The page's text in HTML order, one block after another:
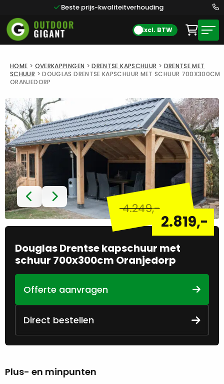
Beste prijs-kwaliteitverhouding
Excl. BTW
HOME > OVERKAPPINGEN >DRENTSE KAPSCHUUR > DRENTSE MET
SCHUUR >DOUGLAS DRENTSE KAPSCHUUR MET SCHUUR 700X300CM
ORANJEDORP
Douglas Drentse kapschuur met
schuur 700x300cm Oranjedorp
4.249,-
2.819,-
Offerte aanvragen
Direct bestellen
Plus- en minpunten